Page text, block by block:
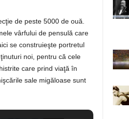
de peste 5000 de ouă.
vârfului de pensulă care
se construieşte portretul
noi, pentru că cele
care prind viaţă în
sale migăloase sunt